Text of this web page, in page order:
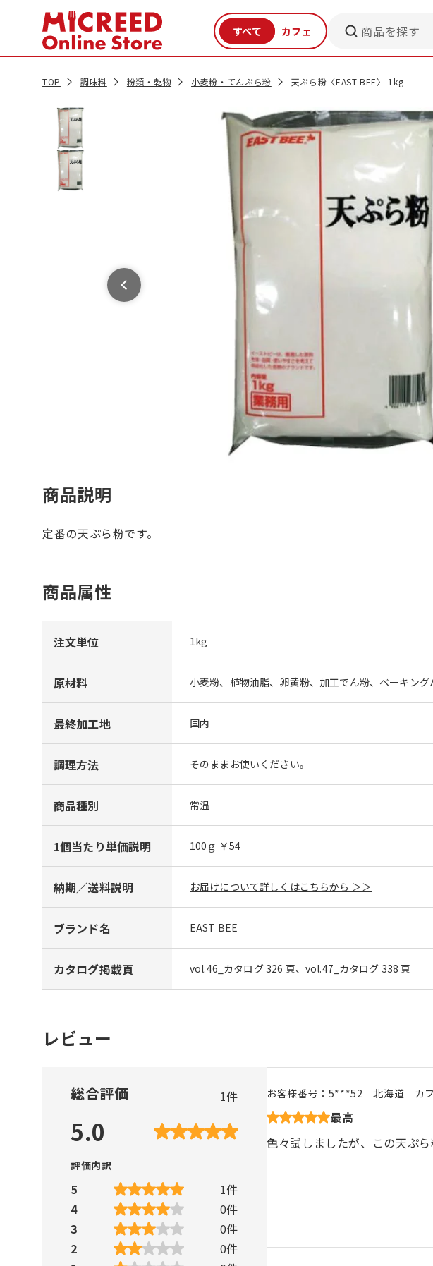
商品を探す
TOP 調味料 粉類・乾物 小麦粉・てんぷら粉 天ぷら粉〈EAST BEE〉 1kg
商品説明
定番の天ぷら粉です。
商品属性
注文単位 1kg
原材料 小麦粉、植物油脂、卵黄粉、加工でん粉、ベーキン
最終加工地 国内
調理方法 そのままお使いください。
商品種別 常温
1個当たり単価説明 100ｇ ￥54
納期／送料説明 お届けについて詳しくはこちらから ＞＞
ブランド名 EAST BEE
カタログ掲載頁 vol.46_カタログ 326 頁、vol.47_カタログ 338 頁
レビュー
総合評価 1件
5.0
評価内訳
5 1件
4
0件
3
0件
2
0件
お客様番号： 5***52 北海道 カ
最高
色々試しましたが、この天ぷ